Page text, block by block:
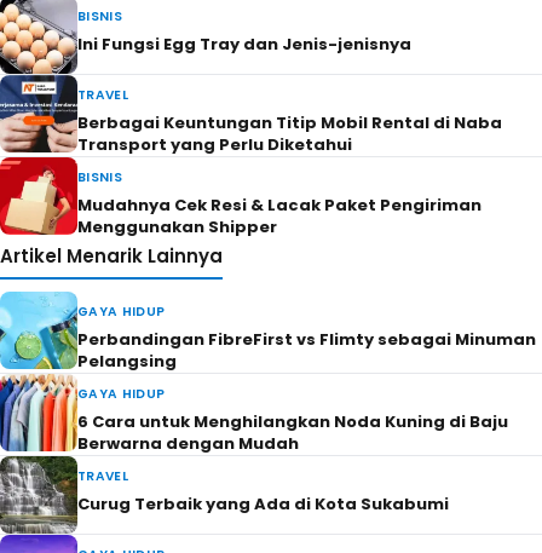
BISNIS
Ini Fungsi Egg Tray dan Jenis-jenisnya
TRAVEL
Berbagai Keuntungan Titip Mobil Rental di Naba
Transport yang Perlu Diketahui
BISNIS
Mudahnya Cek Resi & Lacak Paket Pengiriman
Menggunakan Shipper
Artikel Menarik Lainnya
GAYA HIDUP
Perbandingan FibreFirst vs Flimty sebagai Minuman
Pelangsing
GAYA HIDUP
6 Cara untuk Menghilangkan Noda Kuning di Baju
Berwarna dengan Mudah
TRAVEL
Curug Terbaik yang Ada di Kota Sukabumi